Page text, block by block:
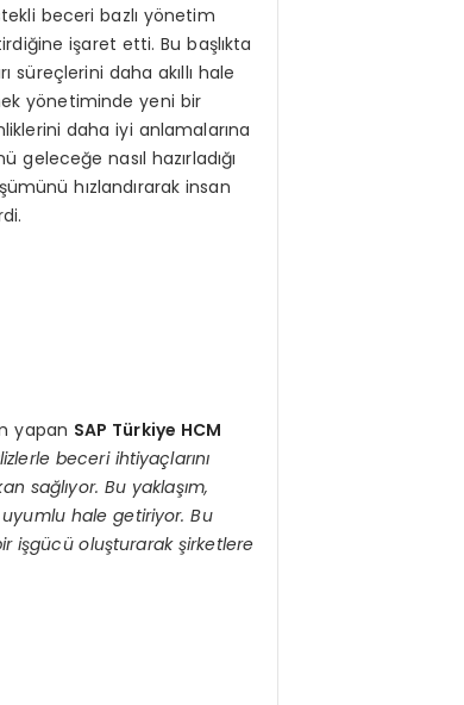
beceri bazlı yönetim
işaret etti. Bu başlıkta
süreçlerini daha akıllı hale
yönetiminde yeni bir
daha iyi anlamalarına
nasıl hazırladığı
hızlandırarak insan
yapan SAP Türkiye HCM
beceri ihtiyaçlarını
sağlıyor. Bu yaklaşım,
hale getiriyor. Bu
işgücü oluşturarak şirketlere